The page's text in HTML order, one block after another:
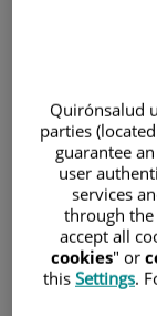
Quirónsalud
parties
guarantee
user
services
through the
accept all
cookies" or
this Settings.